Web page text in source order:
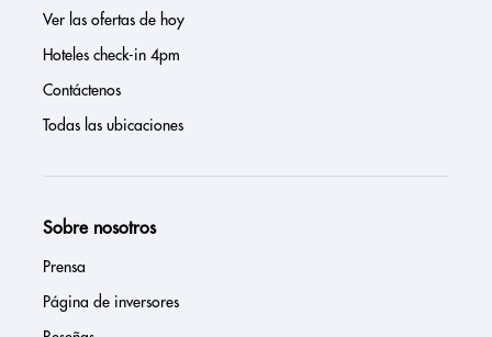
Ver las ofertas de hoy
Hoteles check-in 4pm
Contáctenos
Todas las ubicaciones
Sobre nosotros
Prensa
Página de inversores